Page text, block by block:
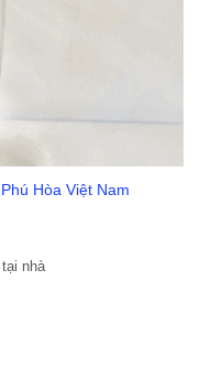
Hòa Việt Nam
nhà